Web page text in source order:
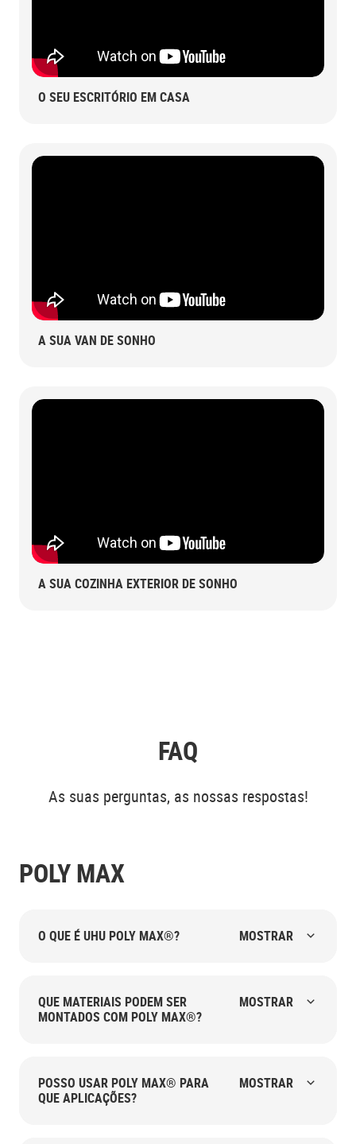
O SEU ESCRITÓRIO EM CASA
A SUA VAN DE SONHO
A SUA COZINHA EXTERIOR DE SONHO
FAQ
As suas perguntas, as nossas respostas!
POLY MAX
O QUE É UHU POLY MAX®? MOSTRAR
QUE MATERIAIS PODEM SER
MONTADOS COM POLY MAX®?
MOSTRAR
POSSO USAR POLY MAX® PARA
QUE APLICAÇÕES?
MOSTRAR